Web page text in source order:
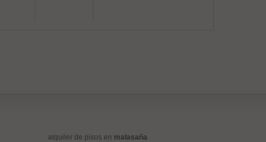
alquiler de pisos en malasaña